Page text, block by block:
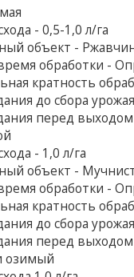
- 0,5-1,0 л/га
объект -
обработки -
кратность
до сбора
перед
- 1,0 л/га
объект -
обработки -
кратность
до сбора
перед
озимый